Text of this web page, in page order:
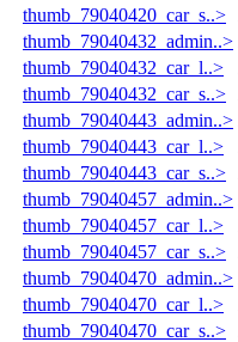
thumb_79040420_car_s..>
thumb_79040432_admin..>
thumb_79040432_car_l..>
thumb_79040432_car_s..>
thumb_79040443_admin..>
thumb_79040443_car_l..>
thumb_79040443_car_s..>
thumb_79040457_admin..>
thumb_79040457_car_l..>
thumb_79040457_car_s..>
thumb_79040470_admin..>
thumb_79040470_car_l..>
thumb_79040470_car_s..>